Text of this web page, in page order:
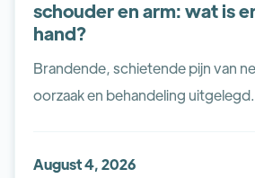
schouder en arm: wat is
hand?
Brandende, schietende pijn van
oorzaak en behandeling uitgelegd.
August 4, 2026